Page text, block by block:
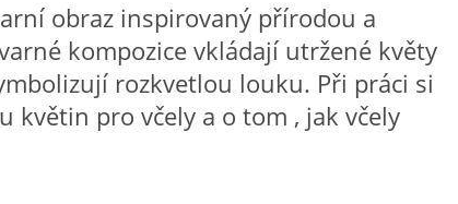
obraz inspirovaný přírodou a
kompozice vkládají utržené květy
rozkvetlou louku. Při práci si
květin pro včely a o tom , jak včely